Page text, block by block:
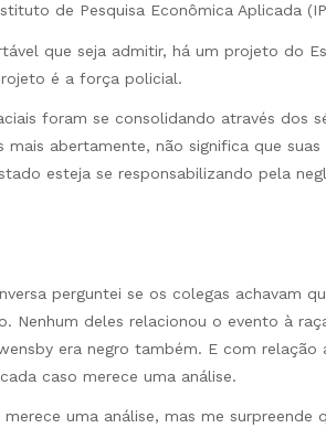
de Pesquisa Econômica Aplicada
que seja admitir, há um projeto do
é a força policial.
foram se consolidando através dos
mais abertamente, não significa que
esteja se responsabilizando pela
perguntei se os colegas achavam
Nenhum deles relacionou o evento à
era negro também. E com
caso merece uma análise.
uma análise, mas me surpreende